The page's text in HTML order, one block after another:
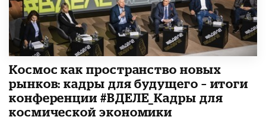
Космос как пространство новых
рынков: кадры для будущего – итоги
конференции #ВДЕЛЕ_Кадры для
космической экономики